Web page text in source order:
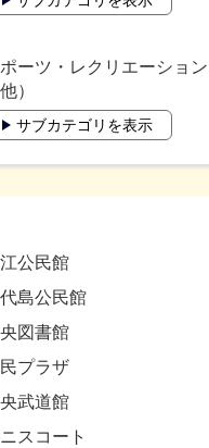
ーツ・レクリエーショ
）
サブカテゴリを表示
公民館
島公民館
図書館
プラザ
武道館
スコート